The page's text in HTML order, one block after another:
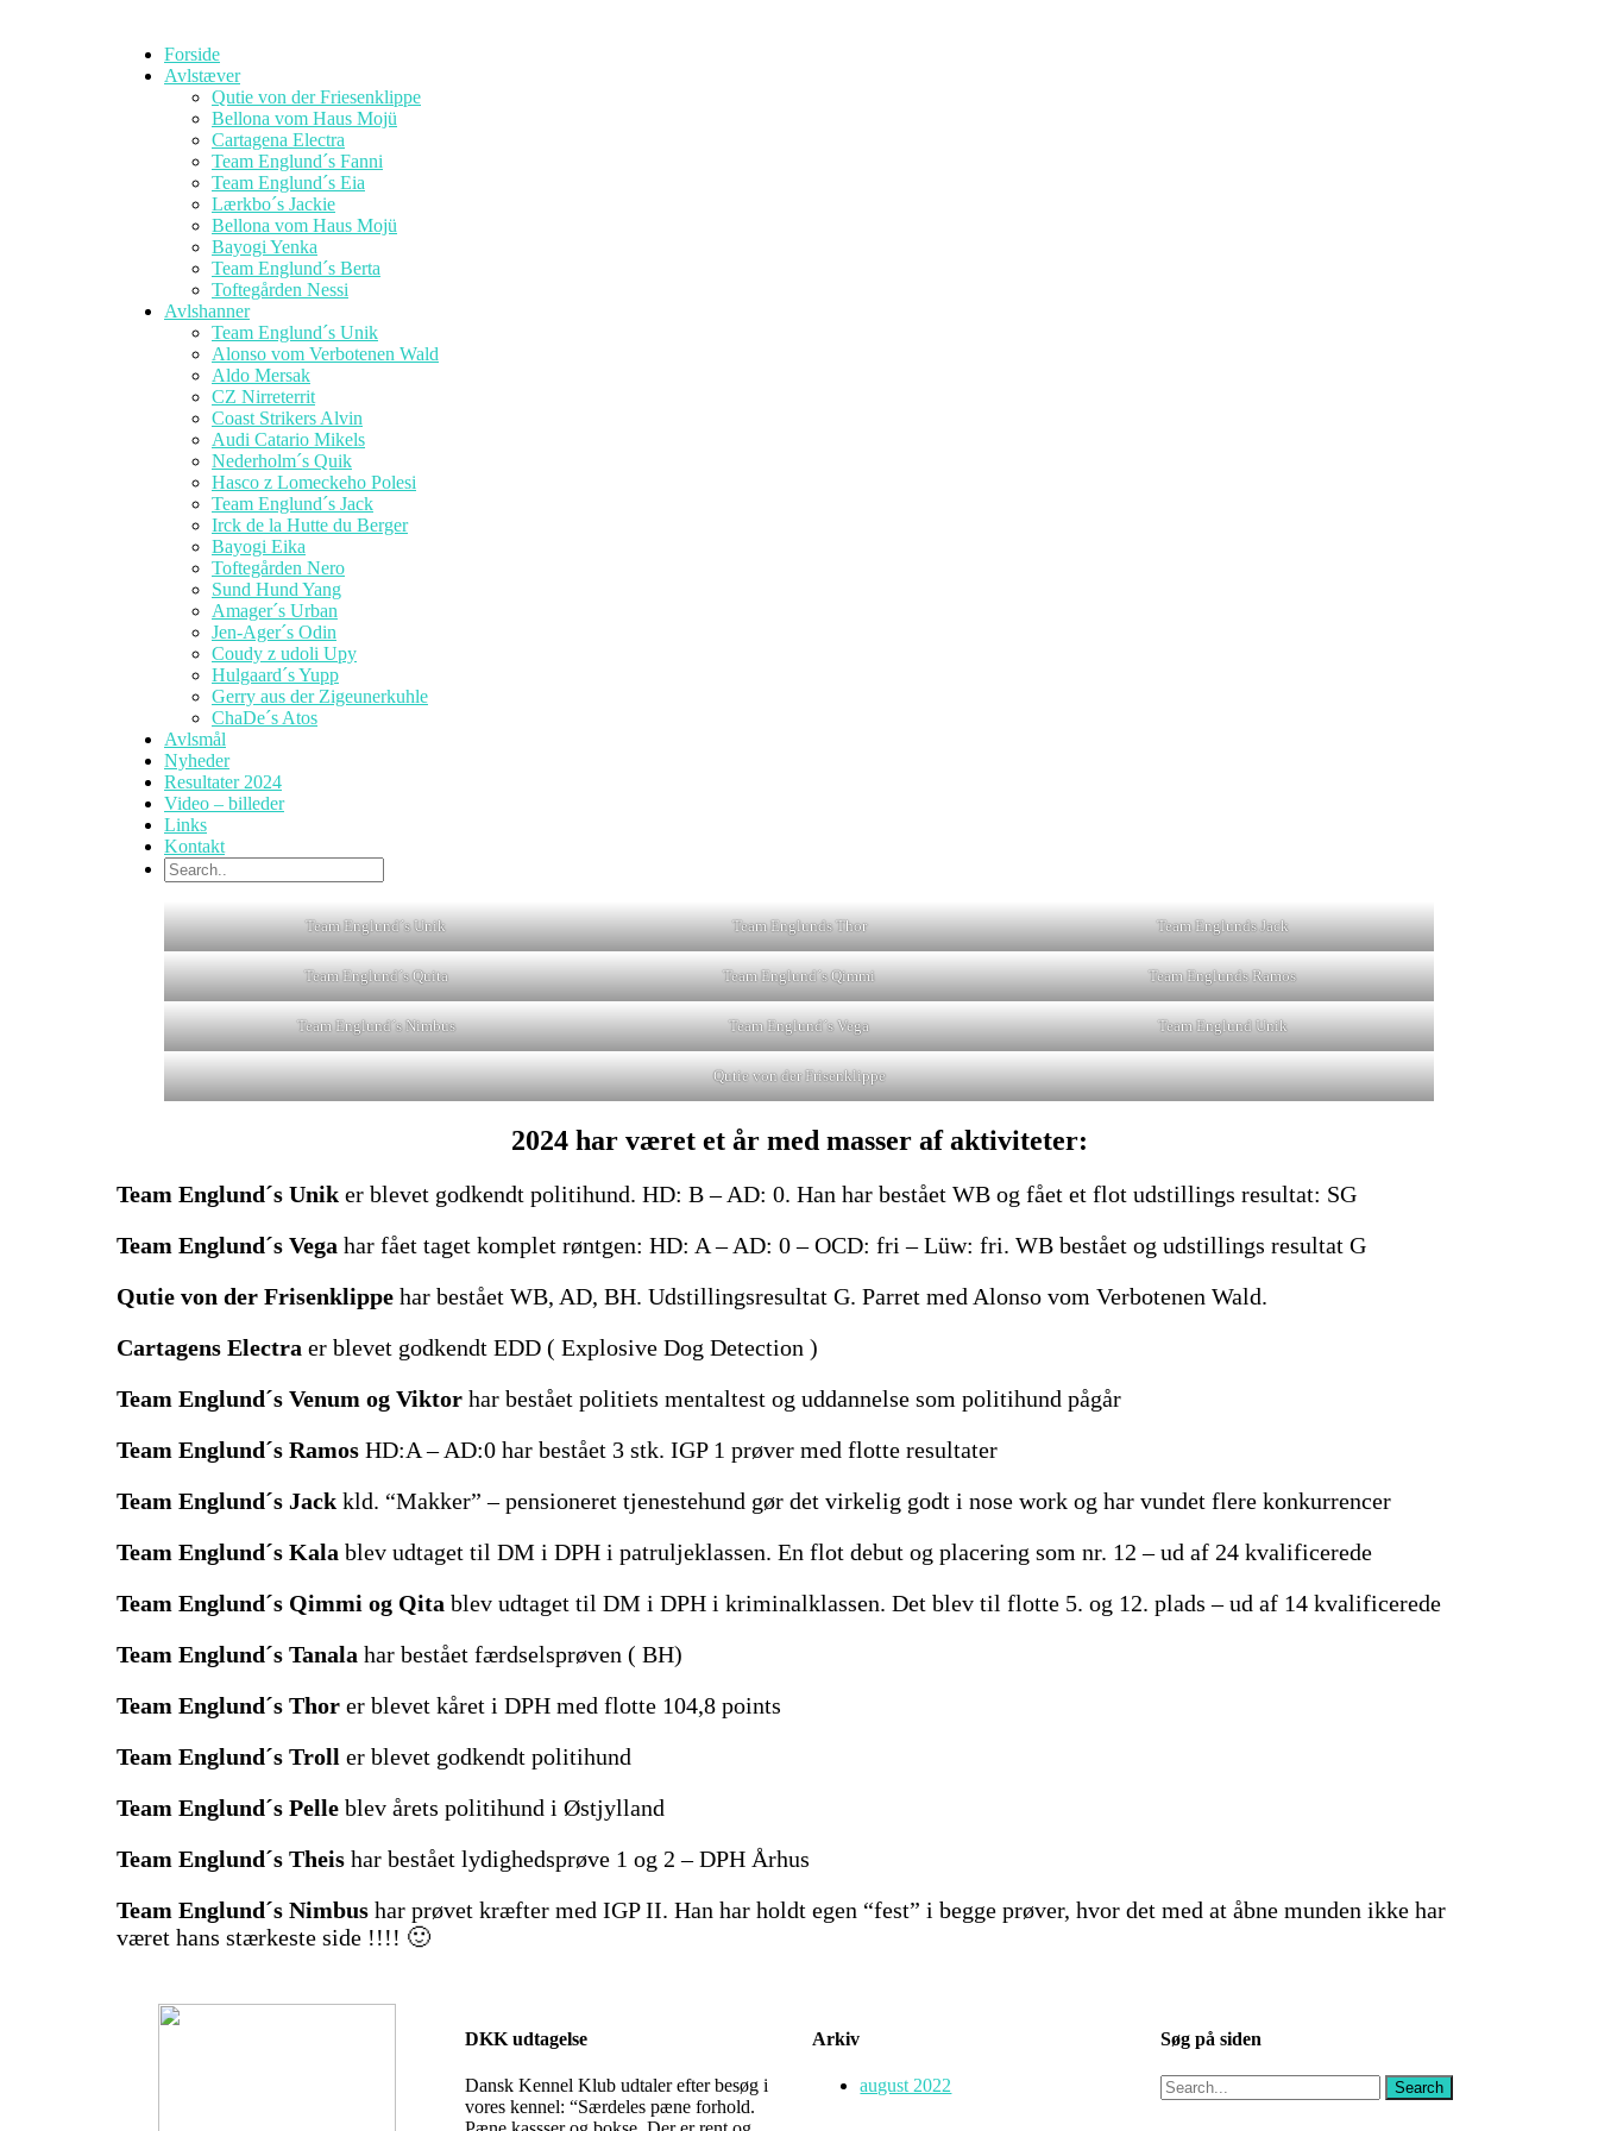
Forside
Avlstæver
Qutie von der Friesenklippe
Bellona vom Haus Mojü
Cartagena Electra
Team Englund´s Fanni
Team Englund´s Eia
Lærkbo´s Jackie
Bellona vom Haus Mojü
Bayogi Yenka
Team Englund´s Berta
Toftegården Nessi
Avlshanner
Team Englund´s Unik
Alonso vom Verbotenen Wald
Aldo Mersak
CZ Nirreterrit
Coast Strikers Alvin
Audi Catario Mikels
Nederholm´s Quik
Hasco z Lomeckeho Polesi
Team Englund´s Jack
Irck de la Hutte du Berger
Bayogi Eika
Toftegården Nero
Sund Hund Yang
Amager´s Urban
Jen-Ager´s Odin
Coudy z udoli Upy
Hulgaard´s Yupp
Gerry aus der Zigeunerkuhle
ChaDe´s Atos
Avlsmål
Nyheder
Resultater 2024
Video – billeder
Links
Kontakt
Team Englund´s Unik Team Englunds Thor Team Englunds Jack
Team Englund´s Quita Team Englund´s Qimmi Team Englunds Ramos
Team Englund´s Nimbus Team Englund´s Vega Team Englund Unik
Qutie von der Frisenklippe
2024 har været et år med masser af aktiviteter:
Team Englund´s Unik er blevet godkendt politihund. HD: B – AD: 0. Han har bestået WB og fået et flot udstillings resultat: SG
Team Englund´s Vega har fået taget komplet røntgen: HD: A – AD: 0 – OCD: fri – Lüw: fri. WB bestået og udstillings resultat G
Qutie von der Frisenklippe har bestået WB, AD, BH. Udstillingsresultat G. Parret med Alonso vom Verbotenen Wald.
Cartagens Electra er blevet godkendt EDD ( Explosive Dog Detection )
Team Englund´s Venum og Viktor har bestået politiets mentaltest og uddannelse som politihund pågår
Team Englund´s Ramos HD:A – AD:0 har bestået 3 stk. IGP 1 prøver med flotte resultater
Team Englund´s Jack kld. “Makker” – pensioneret tjenestehund gør det virkelig godt i nose work og har vundet flere konkurrencer
Team Englund´s Kala blev udtaget til DM i DPH i patruljeklassen. En flot debut og placering som nr. 12 – ud af 24 kvalificerede
Team Englund´s Qimmi og Qita blev udtaget til DM i DPH i kriminalklassen. Det blev til flotte 5. og 12. plads – ud af 14 kvalificerede
Team Englund´s Tanala har bestået færdselsprøven ( BH)
Team Englund´s Thor er blevet kåret i DPH med flotte 104,8 points
Team Englund´s Troll er blevet godkendt politihund
Team Englund´s Pelle blev årets politihund i Østjylland
Team Englund´s Theis har bestået lydighedsprøve 1 og 2 – DPH Århus
Team Englund´s Nimbus har prøvet kræfter med IGP II. Han har holdt egen “fest” i begge prøver, hvor det med at åbne munden ikke har
været hans stærkeste side !!!! 🙂
DKK udtagelse
Dansk Kennel Klub udtaler efter besøg i
vores kennel: “Særdeles pæne forhold.
Arkiv
august 2022
Søg på siden